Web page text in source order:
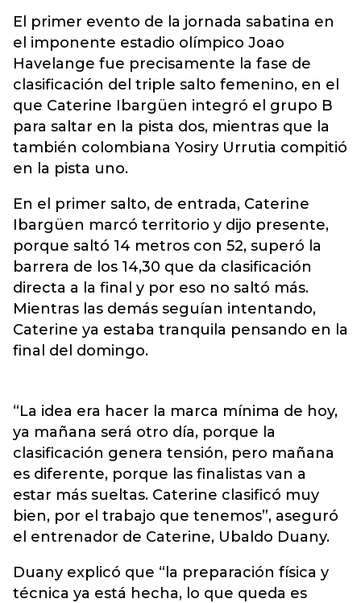
El primer evento de la jornada sabatina en
el imponente estadio olímpico Joao
Havelange fue precisamente la fase de
clasificación del triple salto femenino, en el
que Caterine Ibargüen integró el grupo B
para saltar en la pista dos, mientras que la
también colombiana Yosiry Urrutia compitió
en la pista uno.
En el primer salto, de entrada, Caterine
Ibargüen marcó territorio y dijo presente,
porque saltó 14 metros con 52, superó la
barrera de los 14,30 que da clasificación
directa a la final y por eso no saltó más.
Mientras las demás seguían intentando,
Caterine ya estaba tranquila pensando en la
final del domingo.
“La idea era hacer la marca mínima de hoy,
ya mañana será otro día, porque la
clasificación genera tensión, pero mañana
es diferente, porque las finalistas van a
estar más sueltas. Caterine clasificó muy
bien, por el trabajo que tenemos”, aseguró
el entrenador de Caterine, Ubaldo Duany.
Duany explicó que “la preparación física y
técnica ya está hecha, lo que queda es